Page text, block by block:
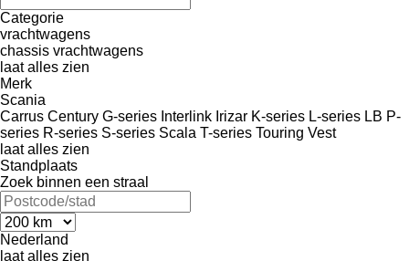
Categorie
vrachtwagens
chassis vrachtwagens
laat alles zien
Merk
Scania
Carrus Century G-series Interlink Irizar K-series L-series LB P-
series R-series S-series Scala T-series Touring Vest
laat alles zien
Standplaats
Zoek binnen een straal
Nederland
laat alles zien